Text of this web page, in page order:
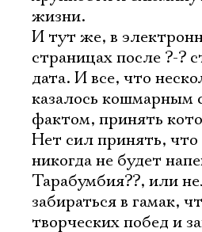
жизни.
И тут же, в
страницах после ?-?
дата. И все, что
казалось кошмарным
фактом, принять
Нет сил принять,
никогда не будет
Тарабумбия??, или
забираться в гамак,
творческих побед и